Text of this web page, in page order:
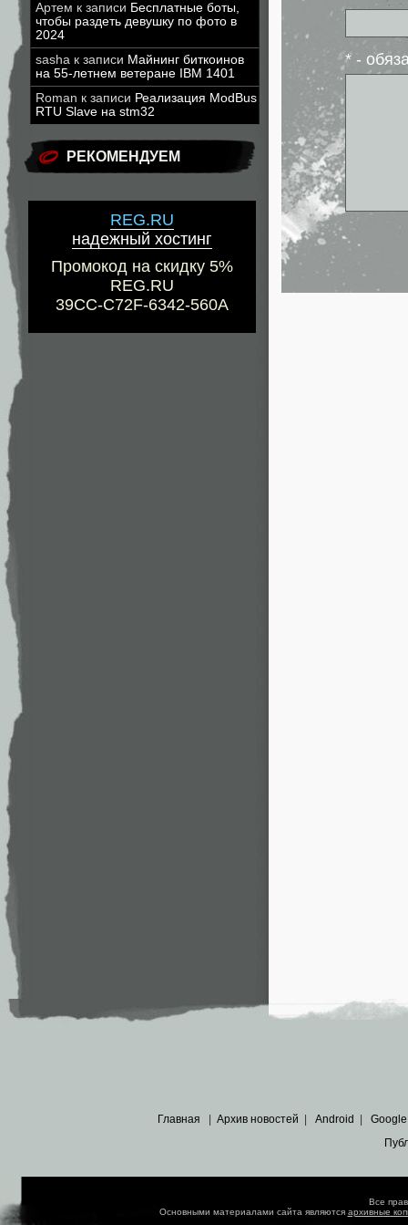
Артем к записи Бесплатные боты,
чтобы раздеть девушку по фото в
2024
sasha к записи Майнинг биткоинов
на 55-летнем ветеране IBM 1401
Roman к записи Реализация ModBus
RTU Slave на stm32
РЕКОМЕНДУЕМ
REG.RU
надежный хостинг
Промокод на скидку 5%
REG.RU
39CC-C72F-6342-560A
* -
Главная Архив новостей Android Google
Все
Основными материалами сайта являются архивные